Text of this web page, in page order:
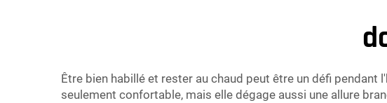
Être bien habillé et rester au chaud peut être un défi
seulement confortable, mais elle dégage aussi une allure